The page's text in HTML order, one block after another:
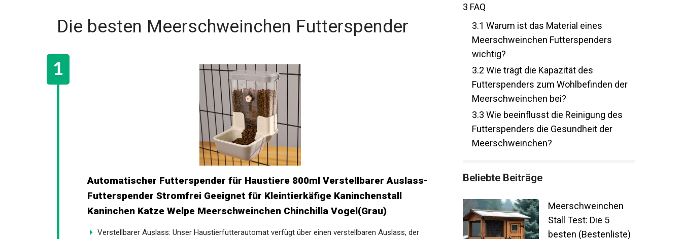
Die besten Meerschweinchen Futterspender
Automatischer Futterspender für Haustiere 800ml Verstellbarer Auslass-
Futterspender Stromfrei Geeignet für Kleintierkäfige Kaninchenstall
Kaninchen Katze Welpe Meerschweinchen Chinchilla Vogel(Grau)
Verstellbarer Auslass: Unser Haustierfutterautomat verfügt über einen verstellbaren Auslass, der
3 FAQ
3.1 Warum ist das Material eines
Meerschweinchen Futterspenders
wichtig?
3.2 Wie trägt die Kapazität des
Futterspenders zum Wohlbefinden der
Meerschweinchen bei?
3.3 Wie beeinflusst die Reinigung des
Futterspenders die Gesundheit der
Meerschweinchen?
Beliebte Beiträge
Meerschweinchen
Stall Test: Die 5
besten (Bestenliste)